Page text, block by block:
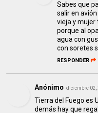
Sabes que
salir en
vieja y mujer
porque al
agua con
con soretes
RESPONDER
Anónimo diciembre 02,
Tierra del Fuego es
demás hay que